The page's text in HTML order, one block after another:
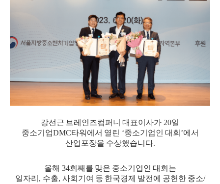
강선근 브레인즈컴퍼니 대표이사가 20일
중소기업DMC타워에서 열린 ‘중소기업인 대회 ’에서
산업포장을 수상했습니다.
올해 34회째를 맞은 중소기업인 대회는
일자리 , 수출, 사회기여 등 한국경제 발전에 공헌한 중소/